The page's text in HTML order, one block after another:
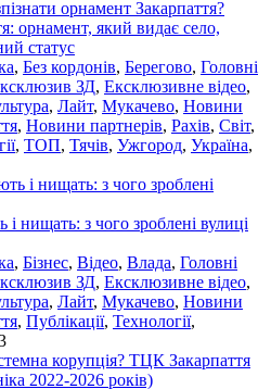
орнамент, який видає село,
статус
, Без кордонів, Берегово, Головні
ЗД, Ексклюзивне відео,
, Лайт, Мукачево, Новини
, Новини партнерів, Рахів, Світ,
, ТОП, Тячів, Ужгород, Україна,
і нищать: з чого зроблені вулиці
, Бізнес, Відео, Влада, Головні
ЗД, Ексклюзивне відео,
, Лайт, Мукачево, Новини
, Публікації, Технології,